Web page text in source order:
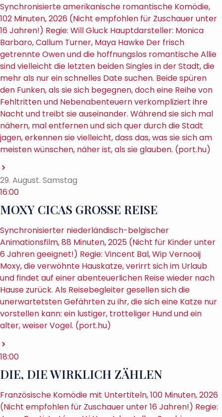
Synchronisierte amerikanische romantische Komödie,
102 Minuten, 2026 (Nicht empfohlen für Zuschauer unter
16 Jahren!) Regie: Will Gluck Hauptdarsteller: Monica
Barbaro, Callum Turner, Maya Hawke Der frisch
getrennte Owen und die hoffnungslos romantische Allie
sind vielleicht die letzten beiden Singles in der Stadt, die
mehr als nur ein schnelles Date suchen. Beide spüren
den Funken, als sie sich begegnen, doch eine Reihe von
Fehltritten und Nebenabenteuern verkompliziert ihre
Nacht und treibt sie auseinander. Während sie sich mal
nähern, mal entfernen und sich quer durch die Stadt
jagen, erkennen sie vielleicht, dass das, was sie sich am
meisten wünschen, näher ist, als sie glauben. (port.hu)
29. August. Samstag
16:00
MOXY CICAS GROSSE REISE
Synchronisierter niederländisch-belgischer
Animationsfilm, 88 Minuten, 2025 (Nicht für Kinder unter
6 Jahren geeignet!) Regie: Vincent Bal, Wip Vernooij
Moxy, die verwöhnte Hauskatze, verirrt sich im Urlaub
und findet auf einer abenteuerlichen Reise wieder nach
Hause zurück. Als Reisebegleiter gesellen sich die
unerwartetsten Gefährten zu ihr, die sich eine Katze nur
vorstellen kann: ein lustiger, trotteliger Hund und ein
alter, weiser Vogel. (port.hu)
18:00
DIE, DIE WIRKLICH ZÄHLEN
Französische Komödie mit Untertiteln, 100 Minuten, 2026
(Nicht empfohlen für Zuschauer unter 16 Jahren!) Regie: